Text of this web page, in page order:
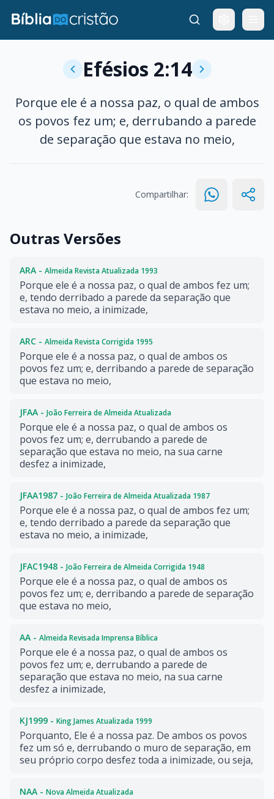
Efésios 2:14
Porque ele é a nossa paz, o qual de ambos
os povos fez um; e, derrubando a parede
de separação que estava no meio,
Compartilhar:
Outras Versões
ARA - Almeida Revista Atualizada 1993
Porque ele é a nossa paz, o qual de ambos fez um;
e, tendo derribado a parede da separação que
estava no meio, a inimizade,
ARC - Almeida Revista Corrigida 1995
Porque ele é a nossa paz, o qual de ambos os
povos fez um; e, derribando a parede de separação
que estava no meio,
JFAA - João Ferreira de Almeida Atualizada
Porque ele é a nossa paz, o qual de ambos os
povos fez um; e, derrubando a parede de
separação que estava no meio, na sua carne
desfez a inimizade,
JFAA1987 - João Ferreira de Almeida Atualizada 1987
Porque ele é a nossa paz, o qual de ambos fez um;
e, tendo derribado a parede da separação que
estava no meio, a inimizade,
JFAC1948 - João Ferreira de Almeida Corrigida 1948
Porque ele é a nossa paz, o qual de ambos os
povos fez um; e, derribando a parede de separação
que estava no meio,
AA - Almeida Revisada Imprensa Bíblica
Porque ele é a nossa paz, o qual de ambos os
povos fez um; e, derrubando a parede de
separação que estava no meio, na sua carne
desfez a inimizade,
KJ1999 - King James Atualizada 1999
Porquanto, Ele é a nossa paz. De ambos os povos
fez um só e, derrubando o muro de separação, em
seu próprio corpo desfez toda a inimizade, ou seja,
NAA - Nova Almeida Atualizada